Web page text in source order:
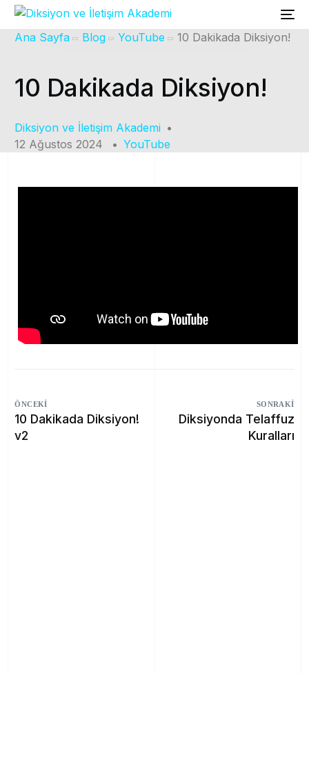
Ana Sayfa Blog YouTube 10 Dakikada Diksiyon!
10 Dakikada Diksiyon!
Diksiyon ve İletişim Akademi
12 Ağustos 2024
YouTube
ÖNCEKI
10 Dakikada Diksiyon!
v2
SONRAKI
Diksiyonda Telaffuz
Kuralları